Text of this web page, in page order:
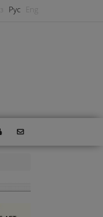
Рус Eng